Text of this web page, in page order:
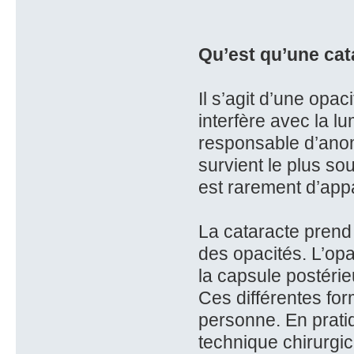
Qu’est qu’une
Il s’agit d’une
interfère avec la
responsable
survient le plus
est rarement
La cataracte
des opacités.
la capsule
Ces différentes
personne. En
technique